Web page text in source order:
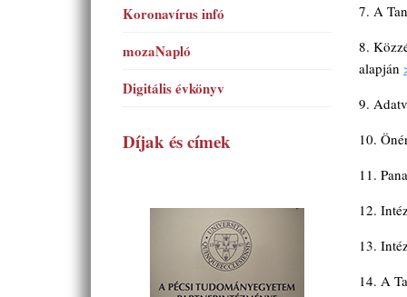
Koronavírus infó
mozaNapló
Digitális évkönyv
Díjak és címek
7. A
8.
alapján
9.
10.
11.
12.
13.
14. A